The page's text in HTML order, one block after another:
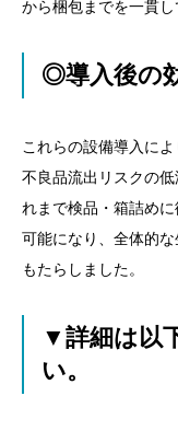
から梱包までを一貫し
◎導入後の
これらの設備導入に
不良品流出リスクの
れまで検品・箱詰め
可能になり、全体的
もたらしました。
▼詳細は以
い。